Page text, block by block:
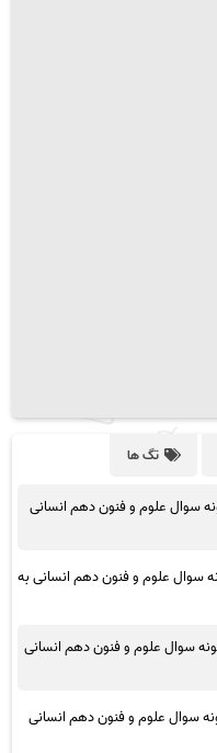
تگ ها
سوال علوم و فنون دهم انسانی
سوال علوم و فنون دهم انسانی به
سوال علوم و فنون دهم انسانی
سوال علوم و فنون دهم انسانی